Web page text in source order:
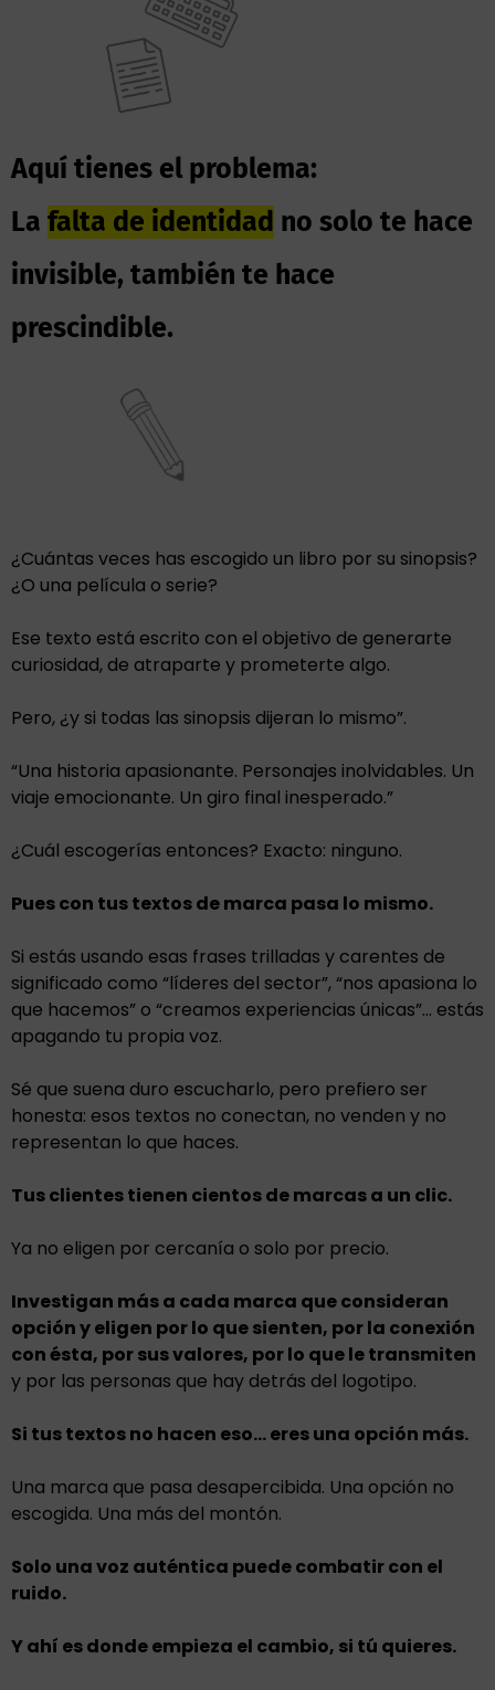
Aquí tienes el problema:
La falta de identidad no solo te hace
invisible, también te hace
prescindible.
¿Cuántas veces has escogido un libro por su sinopsis?
¿O una película o serie?
Ese texto está escrito con el objetivo de generarte
curiosidad, de atraparte y prometerte algo.
Pero, ¿y si todas las sinopsis dijeran lo mismo”.
“Una historia apasionante. Personajes inolvidables. Un
viaje emocionante. Un giro final inesperado.”
¿Cuál escogerías entonces? Exacto: ninguno.
Pues con tus textos de marca pasa lo mismo.
Si estás usando esas frases trilladas y carentes de
significado como “líderes del sector”, “nos apasiona lo
que hacemos” o “creamos experiencias únicas”… estás
apagando tu propia voz.
Sé que suena duro escucharlo, pero prefiero ser
honesta: esos textos no conectan, no venden y no
representan lo que haces.
Tus clientes tienen cientos de marcas a un clic.
Ya no eligen por cercanía o solo por precio.
Investigan más a cada marca que consideran
opción y eligen por lo que sienten, por la conexión
con ésta, por sus valores, por lo que le transmiten
y por las personas que hay detrás del logotipo.
Si tus textos no hacen eso… eres una opción más.
Una marca que pasa desapercibida. Una opción no
escogida. Una más del montón.
Solo una voz auténtica puede combatir con el
ruido.
Y ahí es donde empieza el cambio, si tú quieres.